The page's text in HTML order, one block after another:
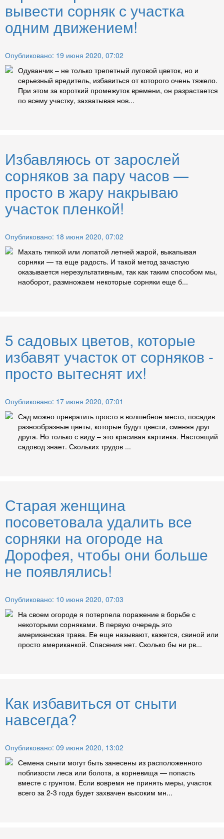
вывести сорняк с участка
одним движением!
Опубликовано: 19 июня 2020, 07:02
Одуванчик – не только трепетный луговой цветок, но и
серьезный вредитель, избавиться от которого очень тяжело.
При этом за короткий промежуток времени, он разрастается
по всему участку, захватывая нов...
Избавляюсь от зарослей
сорняков за пару часов —
просто в жару накрываю
участок пленкой!
Опубликовано: 18 июня 2020, 07:02
Махать тяпкой или лопатой летней жарой, выкапывая
сорняки — та еще радость. И такой метод зачастую
оказывается нерезультативным, так как таким способом мы,
наоборот, размножаем некоторые сорняки еще б...
5 садовых цветов, которые
избавят участок от сорняков -
просто вытеснят их!
Опубликовано: 17 июня 2020, 07:01
Сад можно превратить просто в волшебное место, посадив
разнообразные цветы, которые будут цвести, сменяя друг
друга. Но только с виду – это красивая картинка. Настоящий
садовод знает. Скольких трудов ...
Старая женщина
посоветовала удалить все
сорняки на огороде на
Дорофея, чтобы они больше
не появлялись!
Опубликовано: 10 июня 2020, 07:03
На своем огороде я потерпела поражение в борьбе с
некоторыми сорняками. В первую очередь это
американская трава. Ее еще называют, кажется, свиной или
просто американкой. Спасения нет. Сколько бы ни рв...
Как избавиться от сныти
навсегда?
Опубликовано: 09 июня 2020, 13:02
Семена сныти могут быть занесены из расположенного
поблизости леса или болота, а корневища — попасть
вместе с грунтом. Если вовремя не принять меры, участок
всего за 2-3 года будет захвачен высоким мн...